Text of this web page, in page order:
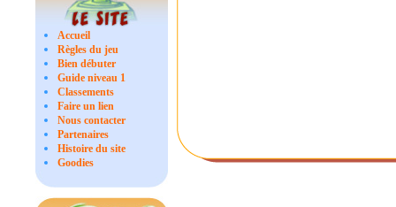
Accueil
Règles du jeu
Bien débuter
Guide niveau 1
Classements
Faire un lien
Nous contacter
Partenaires
Histoire du site
Goodies